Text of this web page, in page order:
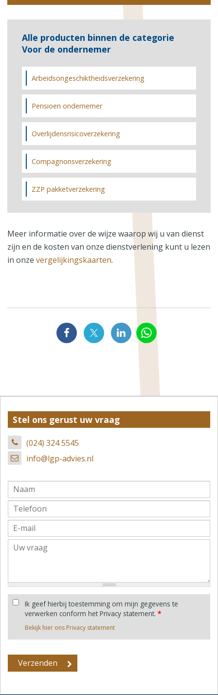
Alle producten binnen de categorie
Voor de ondernemer
Arbeidsongeschiktheidsverzekering
Pensioen ondernemer
Overlijdensrisicoverzekering
Compagnonsverzekering
ZZP pakketverzekering
Meer informatie over de wijze waarop wij u van dienst
zijn en de kosten van onze dienstverlening kunt u lezen
in onze vergelijkingskaarten.
Stel ons gerust uw vraag
(024) 324 5545
info@lgp-advies.nl
Ik geef hierbij toestemming om mijn gegevens te
verwerken conform het Privacy statement. *
Bekijk hier ons Privacy statement